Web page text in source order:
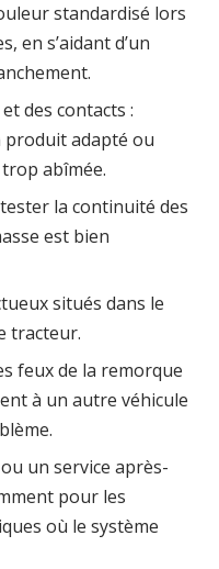
standardisé lors
en s’aidant d’un
des contacts :
produit adapté ou
abîmée.
la continuité des
est bien
situés dans le
tracteur.
feux de la remorque
à un autre véhicule
un service après-
pour les
où le système